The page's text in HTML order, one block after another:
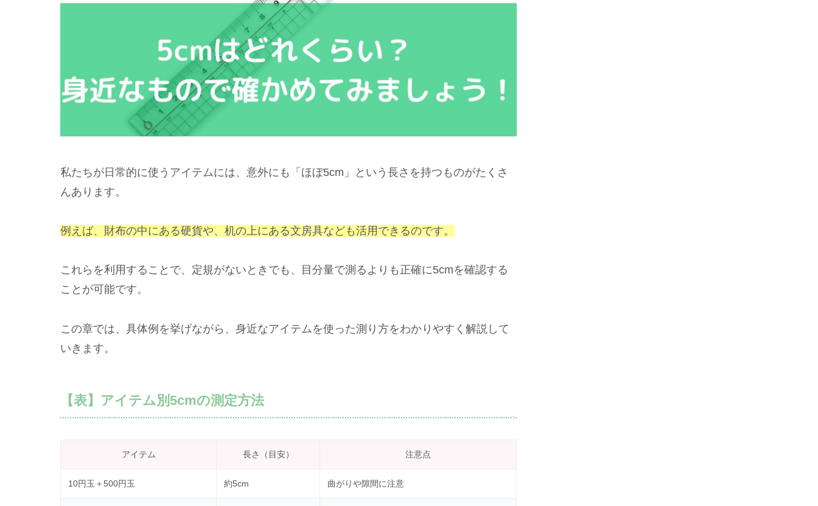
私たちが日常的に使うアイテムには、意外にも「ほぼ5cm」という長さを持つものがたくさ
んあります。
例えば、財布の中にある硬貨や、机の上にある文房具なども活用できるのです。
これらを利用することで、定規がないときでも、目分量で測るよりも正確に5cmを確認する
ことが可能です。
この章では、具体例を挙げながら、身近なアイテムを使った測り方をわかりやすく解説して
いきます。
【表】アイテム別5cmの測定方法
アイテム 長さ（目安） 注意点
10円玉＋500円玉 約5cm 曲がりや隙間に注意